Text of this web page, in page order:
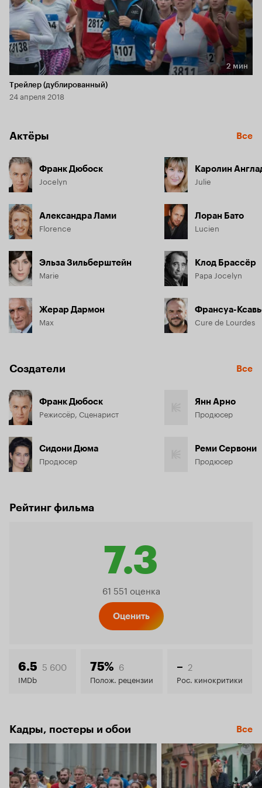
Длительность 2 мин
2 мин
Трейлер (дублированный)
24 апреля 2018
Актёры Все
Франк Дюбоск
Jocelyn
Александра Лами
Florence
Эльза Зильберштейн
Marie
Жерар Дармон
Max
Каролин
Julie
Лоран Бато
Lucien
Клод Брассёр
Papa Jocelyn
Франсуа-
Cure de Lourdes
Создатели Все
Франк Дюбоск
Режиссёр, Сценарист
Сидони Дюма
Продюсер
Янн Арно
Продюсер
Реми Сервони
Продюсер
Рейтинг фильма
7.3
Рейтинг
7.3
61 551 оценка
Оценить
6.5 5 600
IMDb
75% 6
Полож. рецензии
– 2
Рос. кинокритики
Кадры, постеры и обои Все